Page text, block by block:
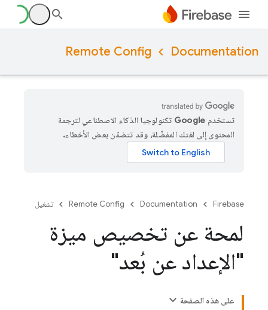
Documentation
Remote Config
تستخدم Google تكنولوجيا الذكاء الاصطناعي لترجمة
المحتوى إلى لغتك المفضّلة، وقد تتضمّن بعض الأخطاء.
Firebase
Documentation
Remote Config تشغيل
لمحة عن تخصيص ميزة
"الإعداد عن بُعد"
على هذه الصفحة